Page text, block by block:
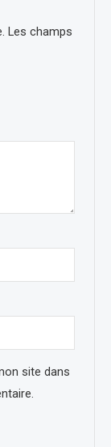
Les champs
site dans